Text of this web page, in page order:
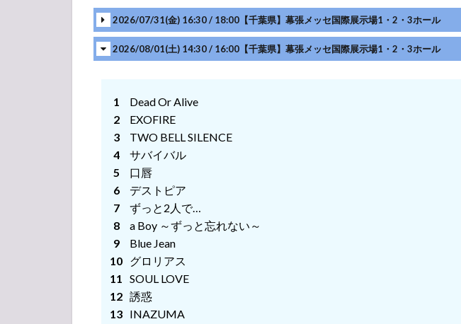
Anniversary
GLAY
SPECIAL
LIVE ～
Vol.4
1.2
GLAY
SPECIAL
LIVE「We♡Zeppy
Swing」
1.3
PUFFY
の”P”FES
1.4
HAPPY
SWING
30th
Anniversary
2026/07/31(金) 16:30 / 18:00【千葉県】幕張メッセ国際展示場1・2・3ホール
2026/08/01(土) 14:30 / 16:00【千葉県】幕張メッセ国際展示場1・2・3ホール
Dead Or Alive
EXOFIRE
TWO BELL SILENCE
サバイバル
口唇
デストピア
ずっと2人で…
a Boy ～ずっと忘れない～
Blue Jean
グロリアス
SOUL LOVE
誘惑
INAZUMA